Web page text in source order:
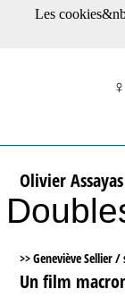
Films
Tribunes
Bloc-
Archives
S’abonner à la
Olivier
>> Geneviève Sellier /
Un film
Les